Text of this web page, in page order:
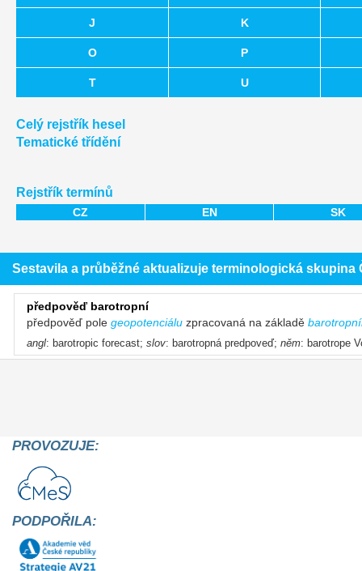
J K
O P
T U
Celý rejstřík hesel
Tematické třídění
Rejstřík termínů
CZ EN SK
Sestavila a průběžné aktualizuje terminologická
předpověď barotropní
předpověď pole geopotenciálu zpracovaná na základě
angl: barotropic forecast; slov: barotropná predpoveď; něm: barotrope
PROVOZUJE:
PODPOŘILA: